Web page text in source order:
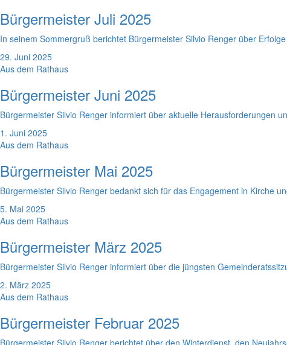
Bürgermeister Juli 2025
In seinem Sommergruß berichtet Bürgermeister Silvio Renger über
29. Juni 2025
Aus dem Rathaus
Bürgermeister Juni 2025
Bürgermeister Silvio Renger informiert über aktuelle Herausforderungen
1. Juni 2025
Aus dem Rathaus
Bürgermeister Mai 2025
Bürgermeister Silvio Renger bedankt sich für das Engagement in Kirche
5. Mai 2025
Aus dem Rathaus
Bürgermeister März 2025
Bürgermeister Silvio Renger informiert über die jüngsten
2. März 2025
Aus dem Rathaus
Bürgermeister Februar 2025